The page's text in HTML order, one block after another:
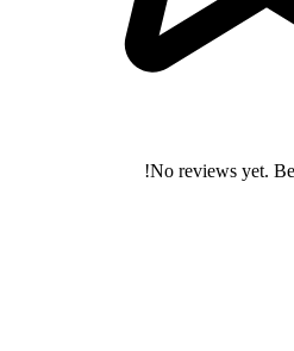
No reviews yet.